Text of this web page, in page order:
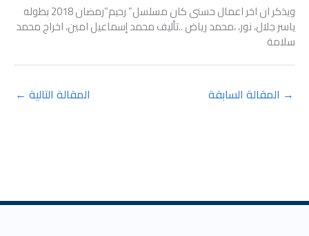
ويذكر ان اخر اعمال حسنى كان مسلسل” رحيم”رمضان 2018 بطوله
ياسر جلال، نور، ،محمد رياض ..تأليف محمد إسماعيل امين، اخراج محمد
سلامة
→ المقالة السابقة المقالة التالية ←